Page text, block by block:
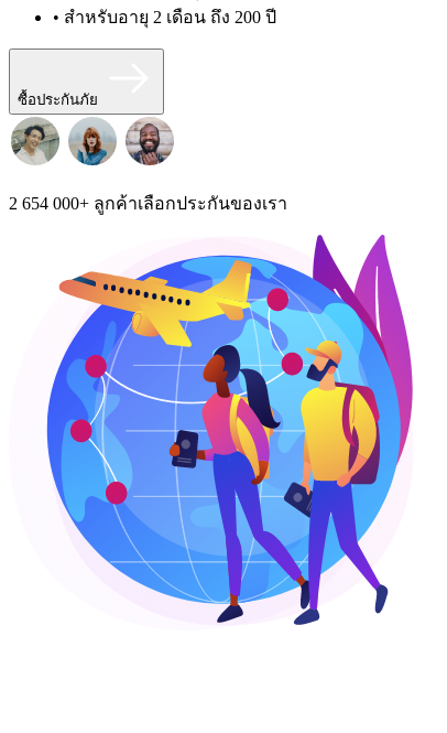
• สำหรับอายุ 2 เดือน ถึง 200 ปี
ซื้อประกันภัย
2 654 000+ ลูกค้าเลือกประกันของเรา